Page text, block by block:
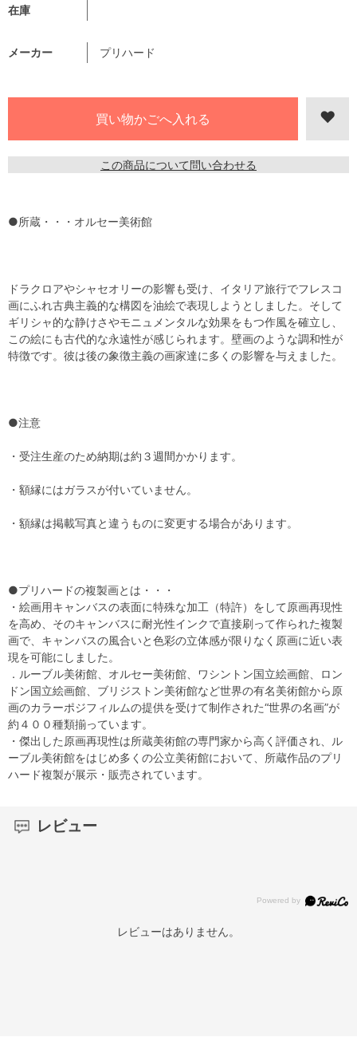
在庫
メーカー プリハード
この商品について問い合わせる
●所蔵・・・オルセー美術館
ドラクロアやシャセオリーの影響も受け、イタリア旅行でフレスコ
画にふれ古典主義的な構図を油絵で表現しようとしました。そして
ギリシャ的な静けさやモニュメンタルな効果をもつ作風を確立し、
この絵にも古代的な永遠性が感じられます。壁画のような調和性が
特徴です。彼は後の象徴主義の画家達に多くの影響を与えました。
●注意
・受注生産のため納期は約３週間かかります。
・額縁にはガラスが付いていません。
・額縁は掲載写真と違うものに変更する場合があります。
●プリハードの複製画とは・・・
・絵画用キャンバスの表面に特殊な加工（特許）をして原画再現性
を高め、そのキャンバスに耐光性インクで直接刷って作られた複製
画で、キャンバスの風合いと色彩の立体感が限りなく原画に近い表
現を可能にしました。
．ルーブル美術館、オルセー美術館、ワシントン国立絵画館、ロン
ドン国立絵画館、ブリジストン美術館など世界の有名美術館から原
画のカラーポジフィルムの提供を受けて制作された“世界の名画”が
約４００種類揃っています。
・傑出した原画再現性は所蔵美術館の専門家から高く評価され、ル
ーブル美術館をはじめ多くの公立美術館において、所蔵作品のプリ
ハード複製が展示・販売されています。
レビュー
レビューはありません。